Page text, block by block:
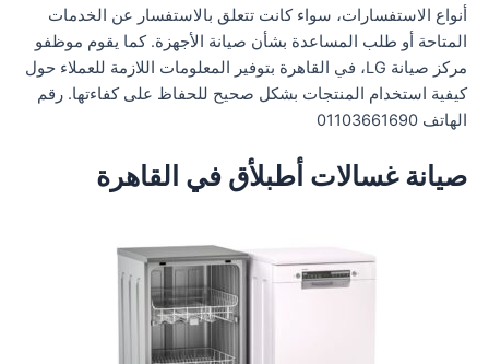
أنواع الاستفسارات، سواء كانت تتعلق بالاستفسار عن الخدمات
المتاحة أو طلب المساعدة بشأن صيانة الأجهزة. كما يقوم موظفو
مركز صيانة LG، في القاهرة بتوفير المعلومات اللازمة للعملاء حول
كيفية استخدام المنتجات بشكل صحيح للحفاظ على كفاءتها. رقم
الهاتف 01103661690
صيانة غسالات أطبلأق في القاهرة